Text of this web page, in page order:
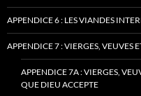
APPENDICE 6 : LES VIANDES
APPENDICE 7 : VIERGES, VEUVES
APPENDICE 7A : VIERGES,
QUE DIEU ACCEPTE